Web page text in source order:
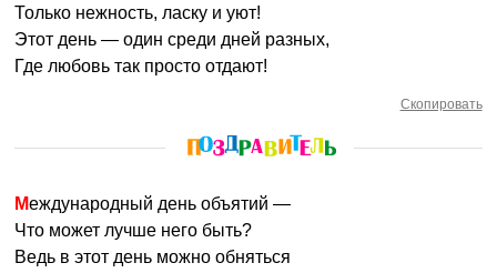
Только нежность, ласку и уют!
Этот день — один среди дней разных,
Где любовь так просто отдают!
Скопировать
Международный день объятий —
Что может лучше него быть?
Ведь в этот день можно обняться